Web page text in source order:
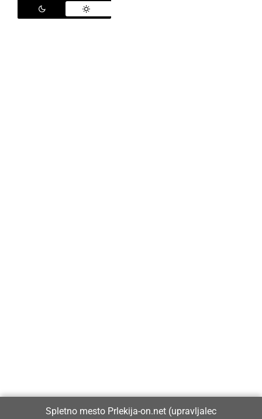
Politika
Glavni in odgovorni urednik:
Dejan RazlagSpletno mesto Prlekija-on.net (upravljalec